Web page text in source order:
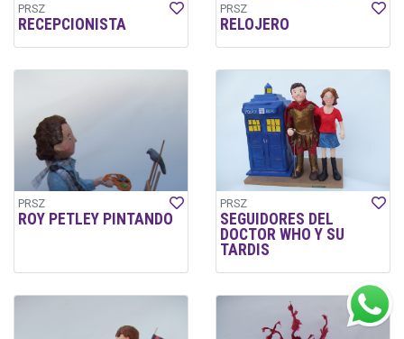
PRSZ
RECEPCIONISTA
PRSZ
RELOJERO
PRSZ
ROY PETLEY PINTANDO
PRSZ
SEGUIDORES DEL
DOCTOR WHO Y SU
TARDIS